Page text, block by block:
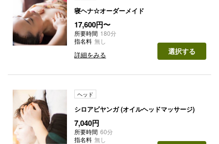
寝ヘナ☆オーダーメイド
17,600円〜
所要時間 180分
指名料 無し
詳細をみる 選択する
ヘッド
シロアビヤンガ (オイルヘッドマッサージ)
7,040円
所要時間 60分
指名料 無し